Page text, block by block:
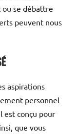
ou se débattre
peuvent nous
aspirations
personnel
est conçu pour
que vous